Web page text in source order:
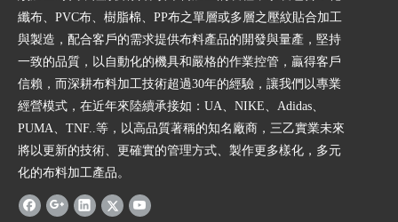
纖布、PVC布、樹脂棉、PP布之單層或多層之壓紋貼合加工
與製造，配合客戶的需求提供布料產品的開發與量產，堅持
一致的品質，以自動化的機具和嚴格的作業控管，贏得客戶
信賴，而深耕布料加工技術超過30年的經驗，讓我們以專業
經營模式，在近年來陸續承接如：UA、NIKE、Adidas、
PUMA、TNF..等，以高品質著稱的知名廠商，三乙實業未來
將以更新的技術、更確實的管理方式、製作更多樣化，多元
化的布料加工產品。